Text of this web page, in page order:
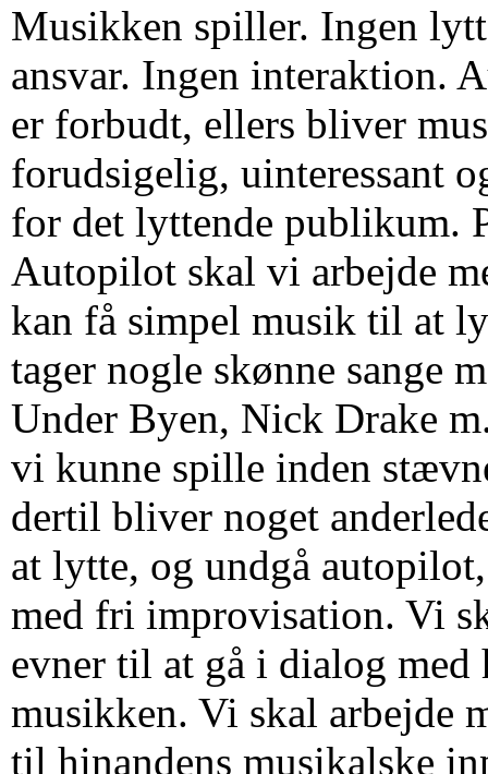
Musikken spiller. Ingen
ansvar. Ingen interaktion.
er forbudt, ellers bliver
forudsigelig, uinteressant
for det lyttende publikum.
Autopilot skal vi arbejde
kan få simpel musik til at
tager nogle skønne sange
Under Byen, Nick Drake
vi kunne spille inden
dertil bliver noget
at lytte, og undgå
med fri improvisation. Vi
evner til at gå i dialog med
musikken. Vi skal arbejde
til hinandens musikalske